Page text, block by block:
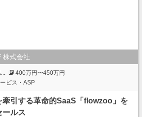
株式会社
400万円〜450万円
ビス・ASP
牽引する革命的SaaS「flowzoo」を
ールス